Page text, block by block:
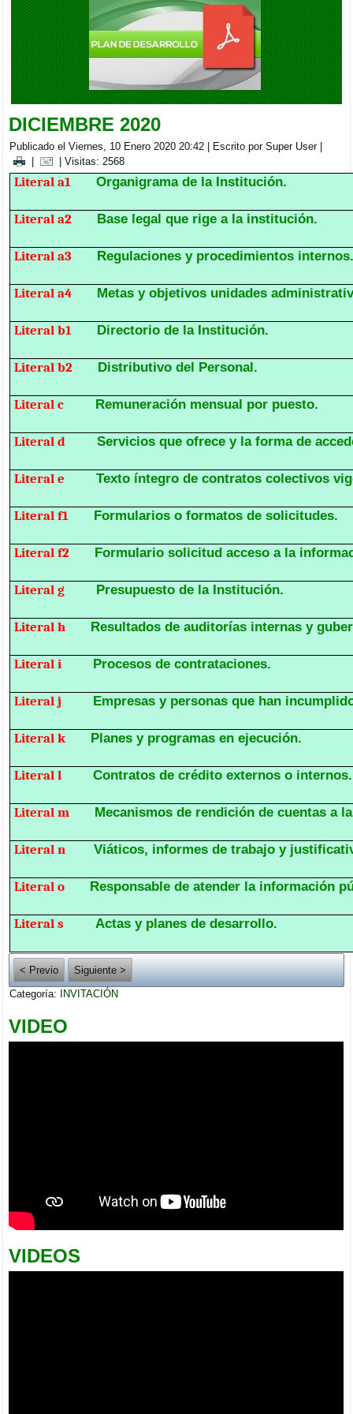
BRIGADA MEDICA INTERDISCIPLINARIA EN LA PARROQUIA
CACHA
Viernes, 05 Septiembre 2025 20:00
DICIEMBRE 2020
Publicado el Viernes, 10 Enero 2020 20:42 | Escrito por Super User|
|
| Visitas: 2568
Literal a1Organigrama de la Institución.
Literal a2 Base legal que rige a la institución.
Literal a3 Regulaciones y procedimientos
Literal a4 Metas y objetivos unidades
Literal b1 Directorio de la Institución.
Literal b2 Distributivo del Personal.
Literal c Remuneración mensual por puesto.
Literal dServicios que ofrece y la forma de
Literal eTexto íntegro de contratos colectivos
Literal f1 Formularios o formatos de solicitudes.
Literal f2 Formulario solicitud acceso a la
Literal g Presupuesto de la Institución.
Literal h Resultados de auditorías internas y
Literal i Procesos de contrataciones.
Literal j Empresas y personas que han
Literal k Planes y programas en ejecución.
Literal lContratos de crédito externos o internos.
Literal m Mecanismos de rendición de cuentas a
Literal nViáticos, informes de trabajo y
Literal o Responsable de atender la información
Literal sActas y planes de desarrollo.
< Previo
Siguiente >
Categoría:
INVITACIÓN
VIDEO
VIDEOS